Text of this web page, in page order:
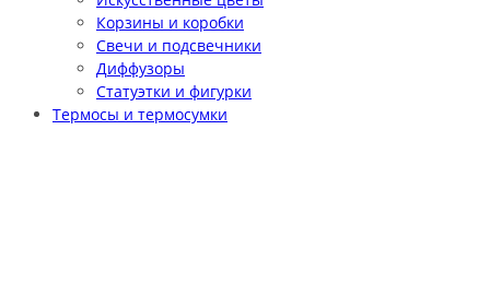
Корзины и коробки
Свечи и подсвечники
Диффузоры
Статуэтки и фигурки
Термосы и термосумки